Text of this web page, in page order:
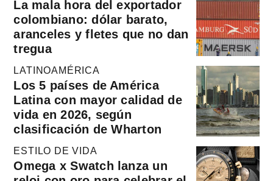
La mala hora del exportador
colombiano: dólar barato,
aranceles y fletes que no dan
tregua
LATINOAMÉRICA
Los 5 países de América
Latina con mayor calidad de
vida en 2026, según
clasificación de Wharton
ESTILO DE VIDA
Omega x Swatch lanza un